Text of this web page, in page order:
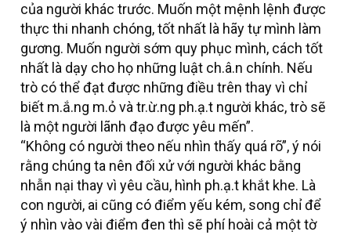
của người khác trước. Muốn một mệnh lệnh được
thực thi nhanh chóng, tốt nhất là hãy tự mình làm
gương. Muốn người sớm quy phục mình, cách tốt
nhất là dạy cho họ những luật ch.â.n chính. Nếu
trò có thể đạt được những điều trên thay vì chỉ
biết m.ắ.ng m.ỏ và tr.ừ.ng ph.ạ.t người khác, trò sẽ
là một người lãnh đạo được yêu mến”.
“Không có người theo nếu nhìn thấy quá rõ”, ý nói
rằng chúng ta nên đối xử với người khác bằng
nhẫn nại thay vì yêu cầu, hình ph.ạ.t khắt khe. Là
con người, ai cũng có điểm yếu kém, song chỉ để
ý nhìn vào vài điểm đen thì sẽ phí hoài cả một tờ